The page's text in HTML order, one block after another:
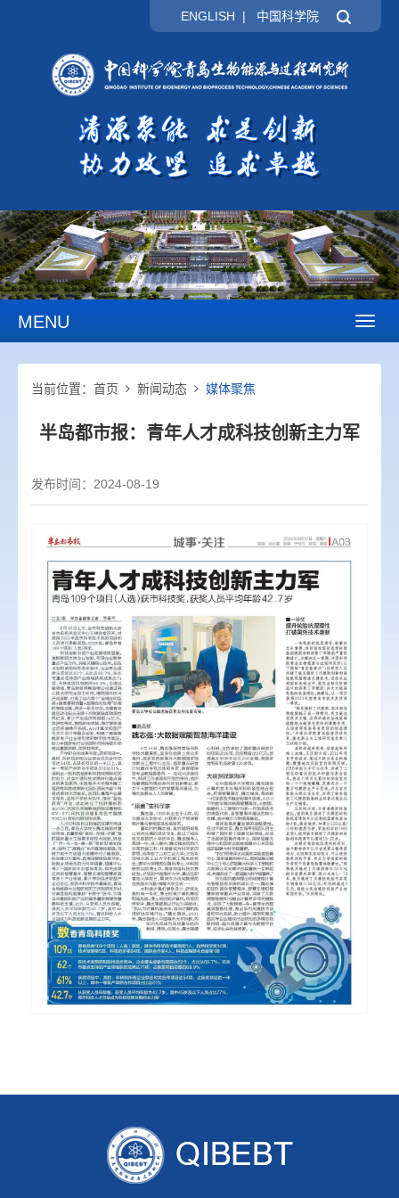
ENGLISH | 中国科学院
MENU
当前位置： 首页 新闻动态 媒体聚焦
半岛都市报：青年人才成科技创新主力军
发布时间：2024-08-19